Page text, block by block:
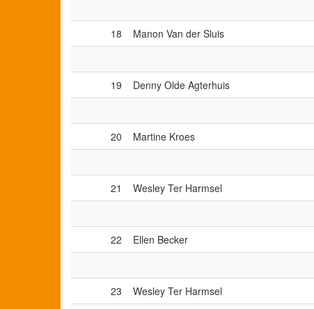
18
Manon Van der Sluis
19
Denny Olde Agterhuis
20
Martine Kroes
21
Wesley Ter Harmsel
22
Ellen Becker
23
Wesley Ter Harmsel